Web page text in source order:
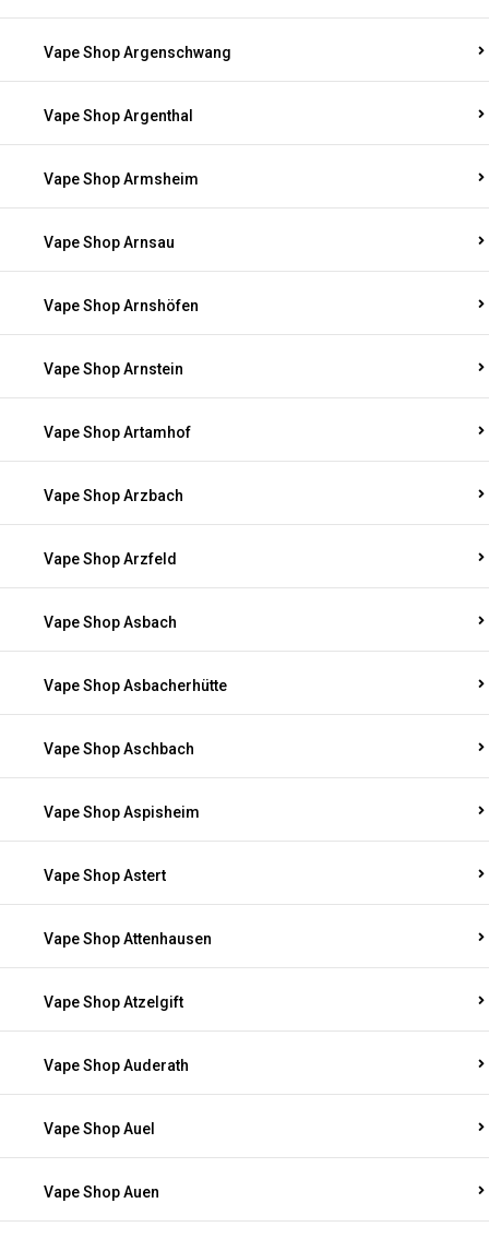
Vape Shop Argenschwang
Vape Shop Argenthal
Vape Shop Armsheim
Vape Shop Arnsau
Vape Shop Arnshöfen
Vape Shop Arnstein
Vape Shop Artamhof
Vape Shop Arzbach
Vape Shop Arzfeld
Vape Shop Asbach
Vape Shop Asbacherhütte
Vape Shop Aschbach
Vape Shop Aspisheim
Vape Shop Astert
Vape Shop Attenhausen
Vape Shop Atzelgift
Vape Shop Auderath
Vape Shop Auel
Vape Shop Auen